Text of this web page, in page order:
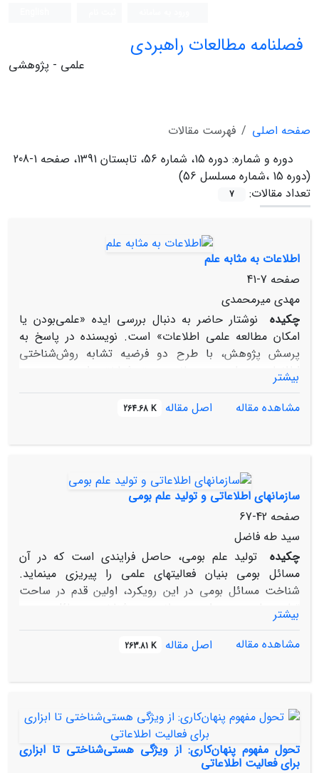
فصلنامه مطالعات راهبردی
علمی - پژوهشی
صفحه اصلی
فهرست مقالات
دوره و شماره:
دوره 15، شماره 56، تابستان 1391، صفحه 1-208
(دوره 15 ،شماره مسلسل 56)
تعداد مقالات:
7
اطلاعات به مثابه علم
صفحه 7-41
مهدی میرمحمدی
چکیده
نوشتار حاضر به دنبال بررسی ایده «علمی‌بودن یا
امکان مطالعه علمی اطلاعات» است. نویسنده در پاسخ به
پرسش پژوهش، با طرح دو فرضیه تشابه روش‌شناختی
اطلاعات و علم و هم‌سانی هستی‌شناختی این دو، مدعی
علمی‌بودن فرایند تولید شناخت اطلاعاتی و همچنین، اشتراک
ویژگی‌های هستی‌شناختی شناخت علمی و شناخت اطلاعاتی
ورود اطلاعات به موضوعات پژوهشی دانشگاهی است که
علمی‌بودن آن را تضمین خواهد کرد.
بیشتر
مشاهده مقاله
اصل مقاله 264.68 K
سازمان‏های اطلاعاتی و تولید علم بومی
صفحه 42-67
سید طه فاضل
چکیده
تولید علم بومی، حاصل فرایندی است که در آن
مسائل بومی بنیان فعالیت‏های علمی را پی‏ریزی می‏نماید.
شناخت مسائل بومی در این رویکرد، اولین قدم در ساحت
تولید علم بومی است. علاوه بر شناخت مسائل بومی،
گردآوردی داده‌ها و اطلاعات معتبر، به علاوه فرضیه‌سازی بر
اساس ذهنیت‏های مستعد، فراهم‌کننده زمینه برای تحلیل
داده‌های معتبر و سرریز دانش اطلاعاتی درون‌سازمانی به
جامعه علمی، در تولید علم بومی تأثیرگذارند.
بیشتر
مشاهده مقاله
اصل مقاله 263.81 K
تحول مفهوم پنهان‌کاری: از ویژگی‌ هستی‌شناختی تا ابزاری
برای فعالیت اطلاعاتی